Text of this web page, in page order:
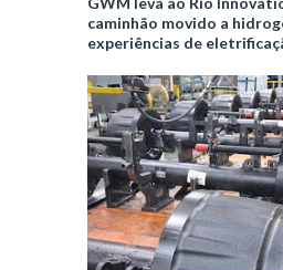
caminhão movido a
experiências de